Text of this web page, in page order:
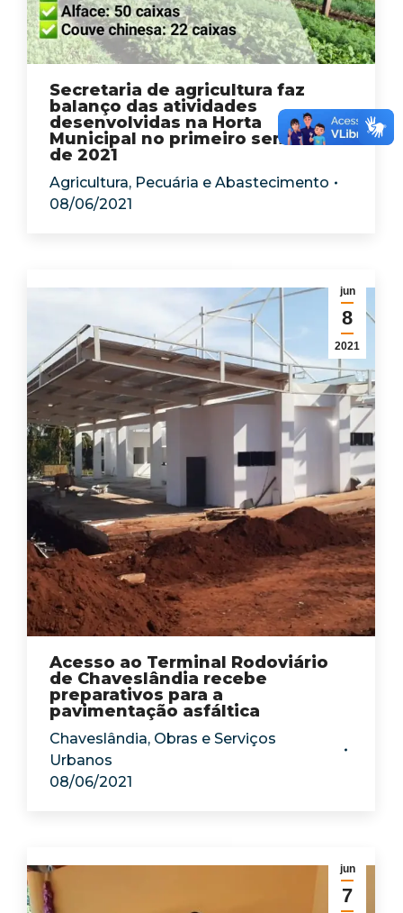
Secretaria de agricultura faz
balanço das atividades
desenvolvidas na Horta
Municipal no primeiro semestre
de 2021
Agricultura, Pecuária e Abastecimento
08/06/2021
jun
8
2021
Acesso ao Terminal Rodoviário
de Chaveslândia recebe
preparativos para a
pavimentação asfáltica
Chaveslândia, Obras e Serviços
Urbanos
08/06/2021
jun
7